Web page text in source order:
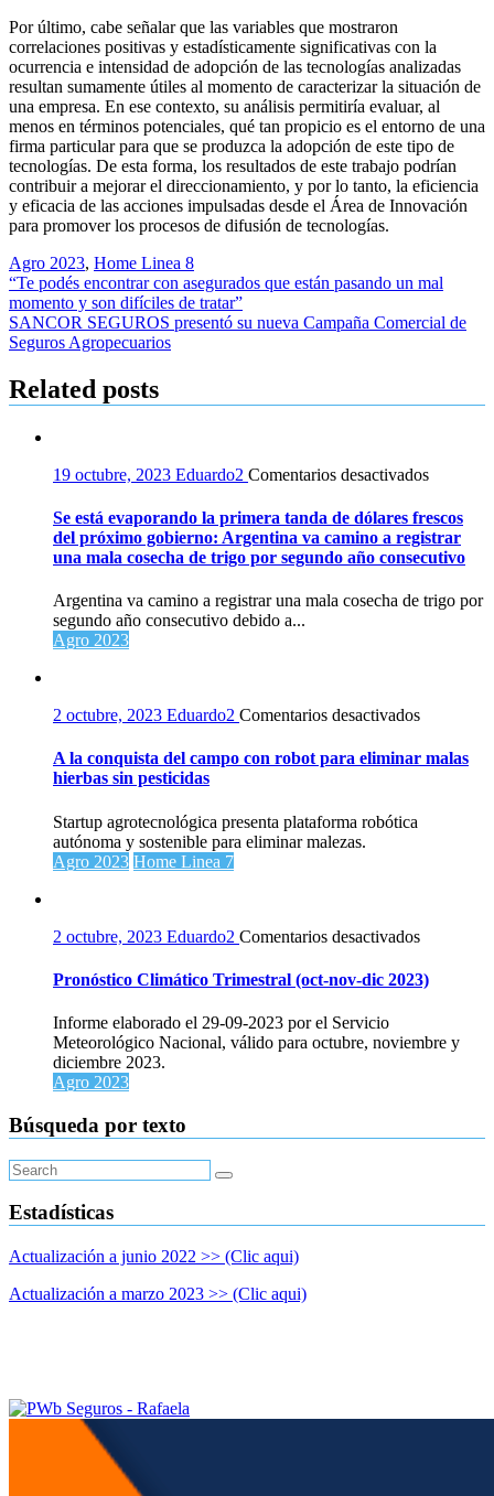
Por último, cabe señalar que las variables que mostraron
correlaciones positivas y estadísticamente significativas con la
ocurrencia e intensidad de adopción de las tecnologías analizadas
resultan sumamente útiles al momento de caracterizar la situación de
una empresa. En ese contexto, su análisis permitiría evaluar, al
menos en términos potenciales, qué tan propicio es el entorno de una
firma particular para que se produzca la adopción de este tipo de
tecnologías. De esta forma, los resultados de este trabajo podrían
contribuir a mejorar el direccionamiento, y por lo tanto, la eficiencia
y eficacia de las acciones impulsadas desde el Área de Innovación
para promover los procesos de difusión de tecnologías.
Agro 2023, Home Linea 8
Navegación
de
entradas
“Te podés encontrar con asegurados que están pasando un mal
momento y son difíciles de tratar”
SANCOR SEGUROS presentó su nueva Campaña Comercial de
Seguros Agropecuarios
Related posts
19 octubre, 2023 Eduardo2 Comentarios desactivadosen
está
la
tanda
de
va
camino
Se está evaporando la primera tanda de dólares frescos
del próximo gobierno: Argentina va camino a registrar
una mala cosecha de trigo por segundo año consecutivo
Argentina va camino a registrar una mala cosecha de trigo por
segundo año consecutivo debido a...
Agro 2023
2 octubre, 2023 Eduardo2 Comentarios desactivadosen
la
hierbas
pesticidas
A la conquista del campo con robot para eliminar malas
hierbas sin pesticidas
Startup agrotecnológica presenta plataforma robótica
autónoma y sostenible para eliminar malezas.
Agro 2023 Home Linea 7
2 octubre, 2023 Eduardo2 Comentarios desactivadosen
Climático
Trimestral
nov-
dic
Pronóstico Climático Trimestral (oct-nov-dic 2023)
Informe elaborado el 29-09-2023 por el Servicio
Meteorológico Nacional, válido para octubre, noviembre y
diciembre 2023.
Agro 2023
Búsqueda por texto
Estadísticas
Actualización a junio 2022 >> (Clic aqui)
Actualización a marzo 2023 >> (Clic aqui)